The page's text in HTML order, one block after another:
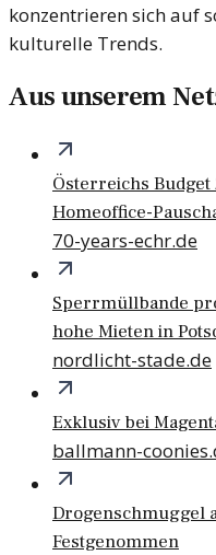
konzentrieren sich auf
kulturelle Trends.
Aus unserem
Österreichs
Homeoffice-
70-years-echr.de
Sperrmüllbande
hohe Mieten in
nordlicht-stade.de
Exklusiv bei
ballmann-
Drogenschmuggel
Festgenommen